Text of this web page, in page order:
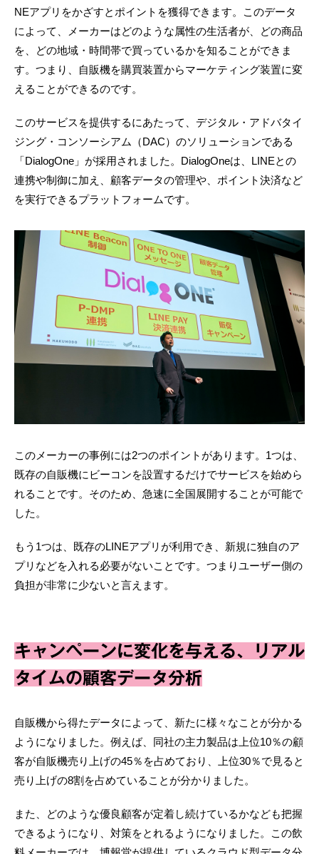
NEアプリをかざすとポイントを獲得できます。このデータ
によって、メーカーはどのような属性の生活者が、どの商品
を、どの地域・時間帯で買っているかを知ることができま
す。つまり、自販機を購買装置からマーケティング装置に変
えることができるのです。
このサービスを提供するにあたって、デジタル・アドバタイ
ジング・コンソーシアム（DAC）のソリューションである
「DialogOne」が採用されました。DialogOneは、LINEとの
連携や制御に加え、顧客データの管理や、ポイント決済など
を実行できるプラットフォームです。
このメーカーの事例には2つのポイントがあります。1つは、
既存の自販機にビーコンを設置するだけでサービスを始めら
れることです。そのため、急速に全国展開することが可能で
した。
もう1つは、既存のLINEアプリが利用でき、新規に独自のア
プリなどを入れる必要がないことです。つまりユーザー側の
負担が非常に少ないと言えます。
キャンペーンに変化を与える、リアル
タイムの顧客データ分析
自販機から得たデータによって、新たに様々なことが分かる
ようになりました。例えば、同社の主力製品は上位10％の顧
客が自販機売り上げの45％を占めており、上位30％で見ると
売り上げの8割を占めていることが分かりました。
また、どのような優良顧客が定着し続けているかなども把握
できるようになり、対策をとれるようになりました。この飲